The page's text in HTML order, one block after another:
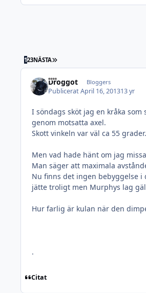
123NÄSTA SISTA SIDAN
Droggot Bloggers
PubliceratApril 16, 201313 yr
I söndags sköt jag en kråka
genom motsatta axel.
Skott vinkeln var väl ca 55 grader.
Men vad hade hänt om jag
Man säger att maximala
Nu finns det ingen bebyggelse
jätte troligt men Murphys lag
Hur farlig är kulan när den
.
Citat